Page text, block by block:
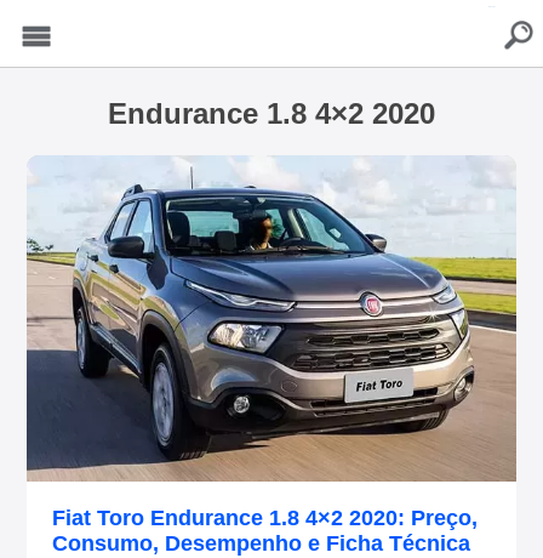
Endurance 1.8 4×2 2020
Fiat Toro Endurance 1.8 4×2 2020: Preço,
Consumo, Desempenho e Ficha Técnica